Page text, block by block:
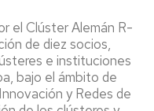
el Clúster Alemán R-
de diez socios,
e instituciones
bajo el ámbito de
y Redes de